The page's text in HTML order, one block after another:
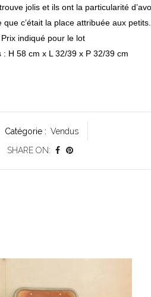
jolis et ils ont la particularité
que c’était la place attribuée aux petits.
Prix indiqué pour le lot
: H 58 cm x L 32/39 x P 32/39 cm
Catégorie : Vendus
SHARE ON: